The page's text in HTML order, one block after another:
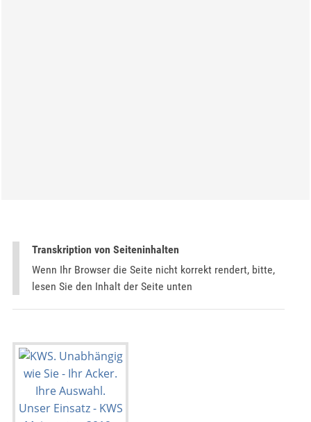
Transkription von Seiteninhalten
Wenn Ihr Browser die Seite nicht korrekt rendert, bitte,
lesen Sie den Inhalt der Seite unten